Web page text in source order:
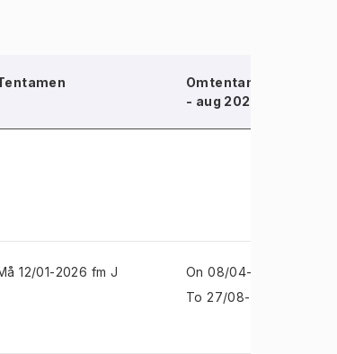
Omtentamen (okt 2025
- aug 2026)
12/01-2026 fm J
On 08/04-2026 em J
To 27/08-2026 em J